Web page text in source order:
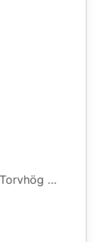
Trädröjning vid Tappenbacken och Torvhög 4 september